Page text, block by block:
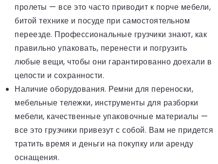
пролеты — все это часто приводит к порче мебели,
битой технике и посуде при самостоятельном
переезде. Профессиональные грузчики знают, как
правильно упаковать, перенести и погрузить
любые вещи, чтобы они гарантированно доехали в
целости и сохранности.
Наличие оборудования. Ремни для переноски,
мебельные тележки, инструменты для разборки
мебели, качественные упаковочные материалы —
все это грузчики привезут с собой. Вам не придется
тратить время и деньги на покупку или аренду
оснащения.